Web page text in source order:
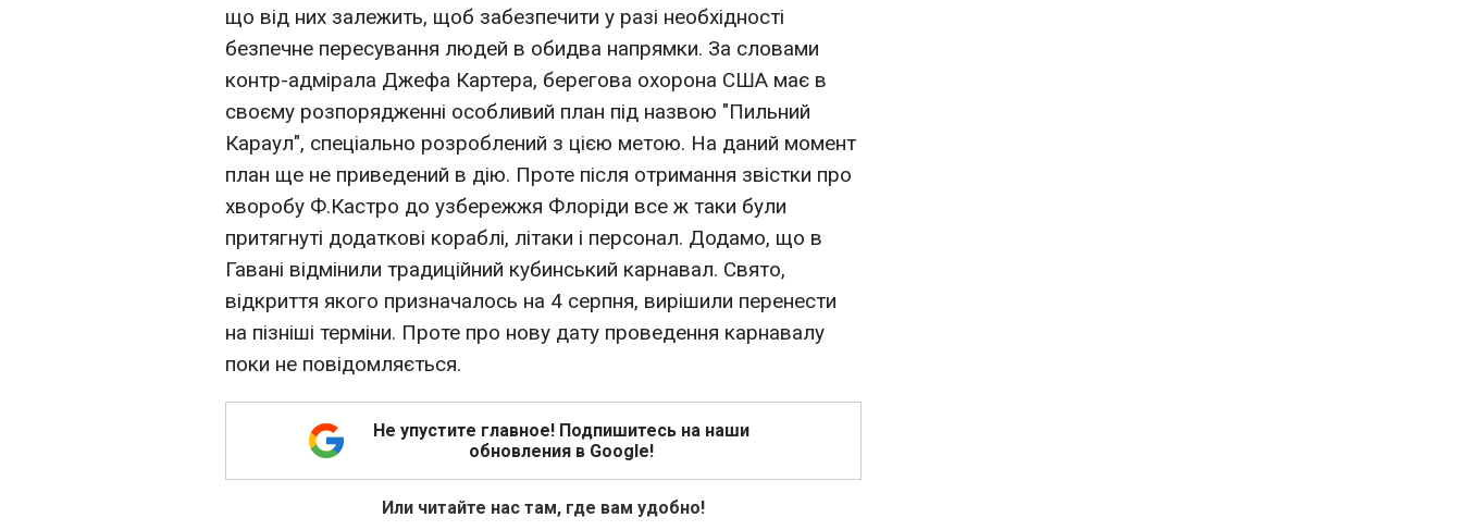
що від них залежить, щоб забезпечити у разі необхідності
безпечне пересування людей в обидва напрямки. За словами
контр-адмірала Джефа Картера, берегова охорона США має в
своєму розпорядженні особливий план під назвою "Пильний
Караул", спеціально розроблений з цією метою. На даний момент
план ще не приведений в дію. Проте після отримання звістки про
хворобу Ф.Кастро до узбережжя Флоріди все ж таки були
притягнуті додаткові кораблі, літаки і персонал. Додамо, що в
Гавані відмінили традиційний кубинський карнавал. Свято,
відкриття якого призначалось на 4 серпня, вирішили перенести
на пізніші терміни. Проте про нову дату проведення карнавалу
поки не повідомляється.
Не упустите главное! Подпишитесь на наши
обновления в Google!
Или читайте нас там, где вам удобно!